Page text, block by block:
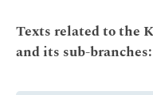
Texts related to the
and its sub-branches: